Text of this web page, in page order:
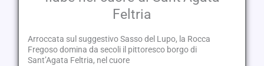
Feltria
Arroccata sul suggestivo Sasso del Lupo, la Rocca
Fregoso domina da secoli il pittoresco borgo di
Sant’Agata Feltria, nel cuore